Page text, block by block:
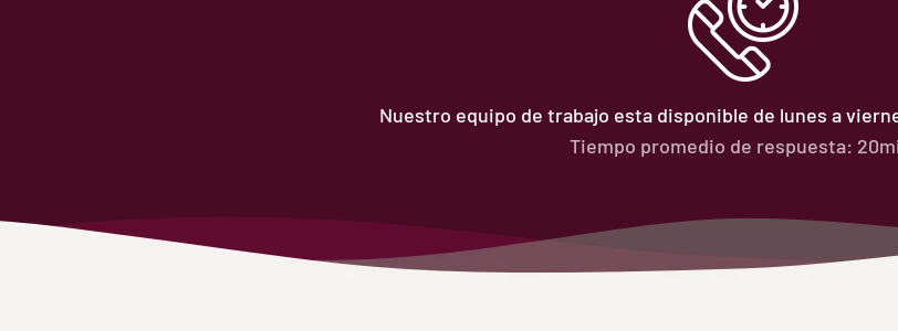
Nuestro equipo de trabajo esta disponible de lunes a
Tiempo promedio de respuesta: